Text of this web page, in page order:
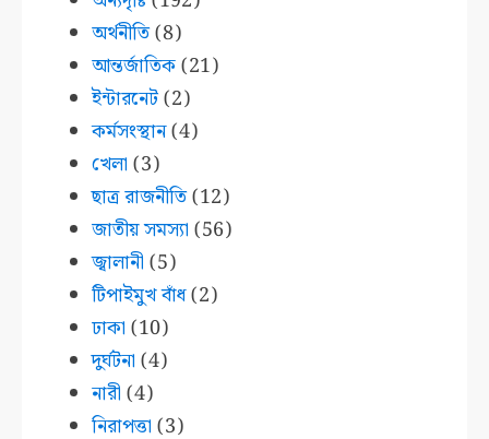
অর্থনীতি(8)
আন্তর্জাতিক(21)
ইন্টারনেট(2)
কর্মসংস্থান(4)
খেলা (3)
ছাত্র রাজনীতি(12)
জাতীয় সমস্যা (56)
জ্বালানী (5)
টিপাইমুখ বাঁধ(2)
ঢাকা (10)
দুর্ঘটনা (4)
নারী (4)
নিরাপত্তা (3)